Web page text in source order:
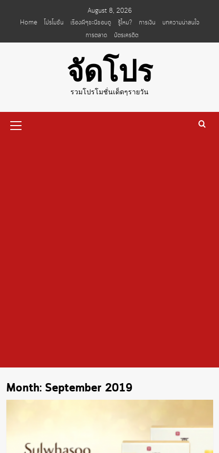
August 8, 2026
Home
โปรโมชั่น เรื่องผีๆชะนีชอบดู รู้ไหม? การเงิน
บทความน่าสนใจ
การตลาด
บัตรเครดิต
จัดโปร
รวมโปรโมชั่นเด็ดๆรายวัน
Menu
Month: September 2019